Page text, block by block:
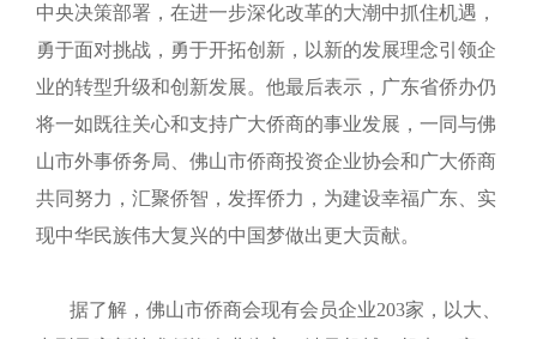
中央决策部署，在进一步深化改革的大潮中抓住机遇，
勇于面对挑战，勇于开拓创新，以新的发展理念引领企
业的转型升级和创新发展。他最后表示，广东省侨办仍
将一如既往关心和支持广大侨商的事业发展，一同与佛
山市外事侨务局、佛山市侨商投资企业协会和广大侨商
共同努力，汇聚侨智，发挥侨力，为建设幸福广东、实
现中华民族伟大复兴的中国梦做出更大贡献。
据了解，佛山市侨商会现有会员企业203家，以大、